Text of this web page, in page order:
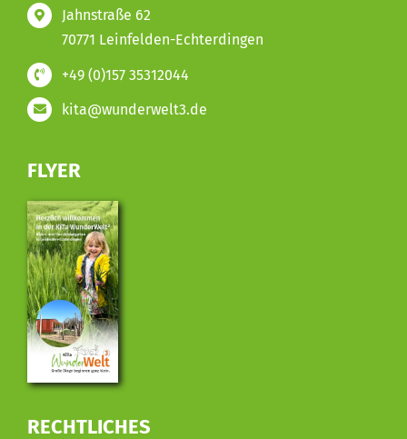
Jahnstraße 62
70771 Leinfelden-Echterdingen
+49 (0)157 35312044
kita@wunderwelt3.de
FLYER
RECHTLICHES